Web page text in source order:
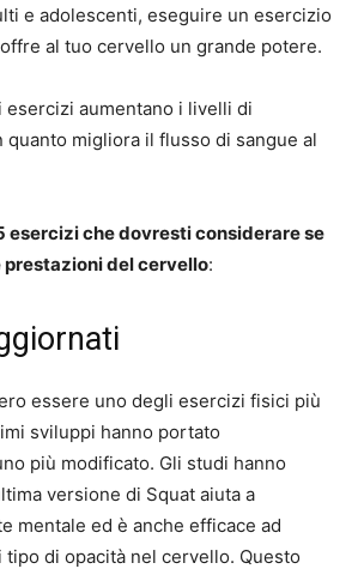
e adolescenti, eseguire un esercizio
al tuo cervello un grande potere.
esercizi aumentano i livelli di
migliora il flusso di sangue al
esercizi che dovresti considerare se
del cervello:
essere uno degli esercizi fisici più
sviluppi hanno portato
più modificato. Gli studi hanno
versione di Squat aiuta a
mentale ed è anche efficace ad
tipo di opacità nel cervello. Questo